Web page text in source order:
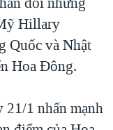
NAM
NAM
SÂM
Hillary
Quốc và Nhật
Hoa Đông.
1 nhấn mạnh